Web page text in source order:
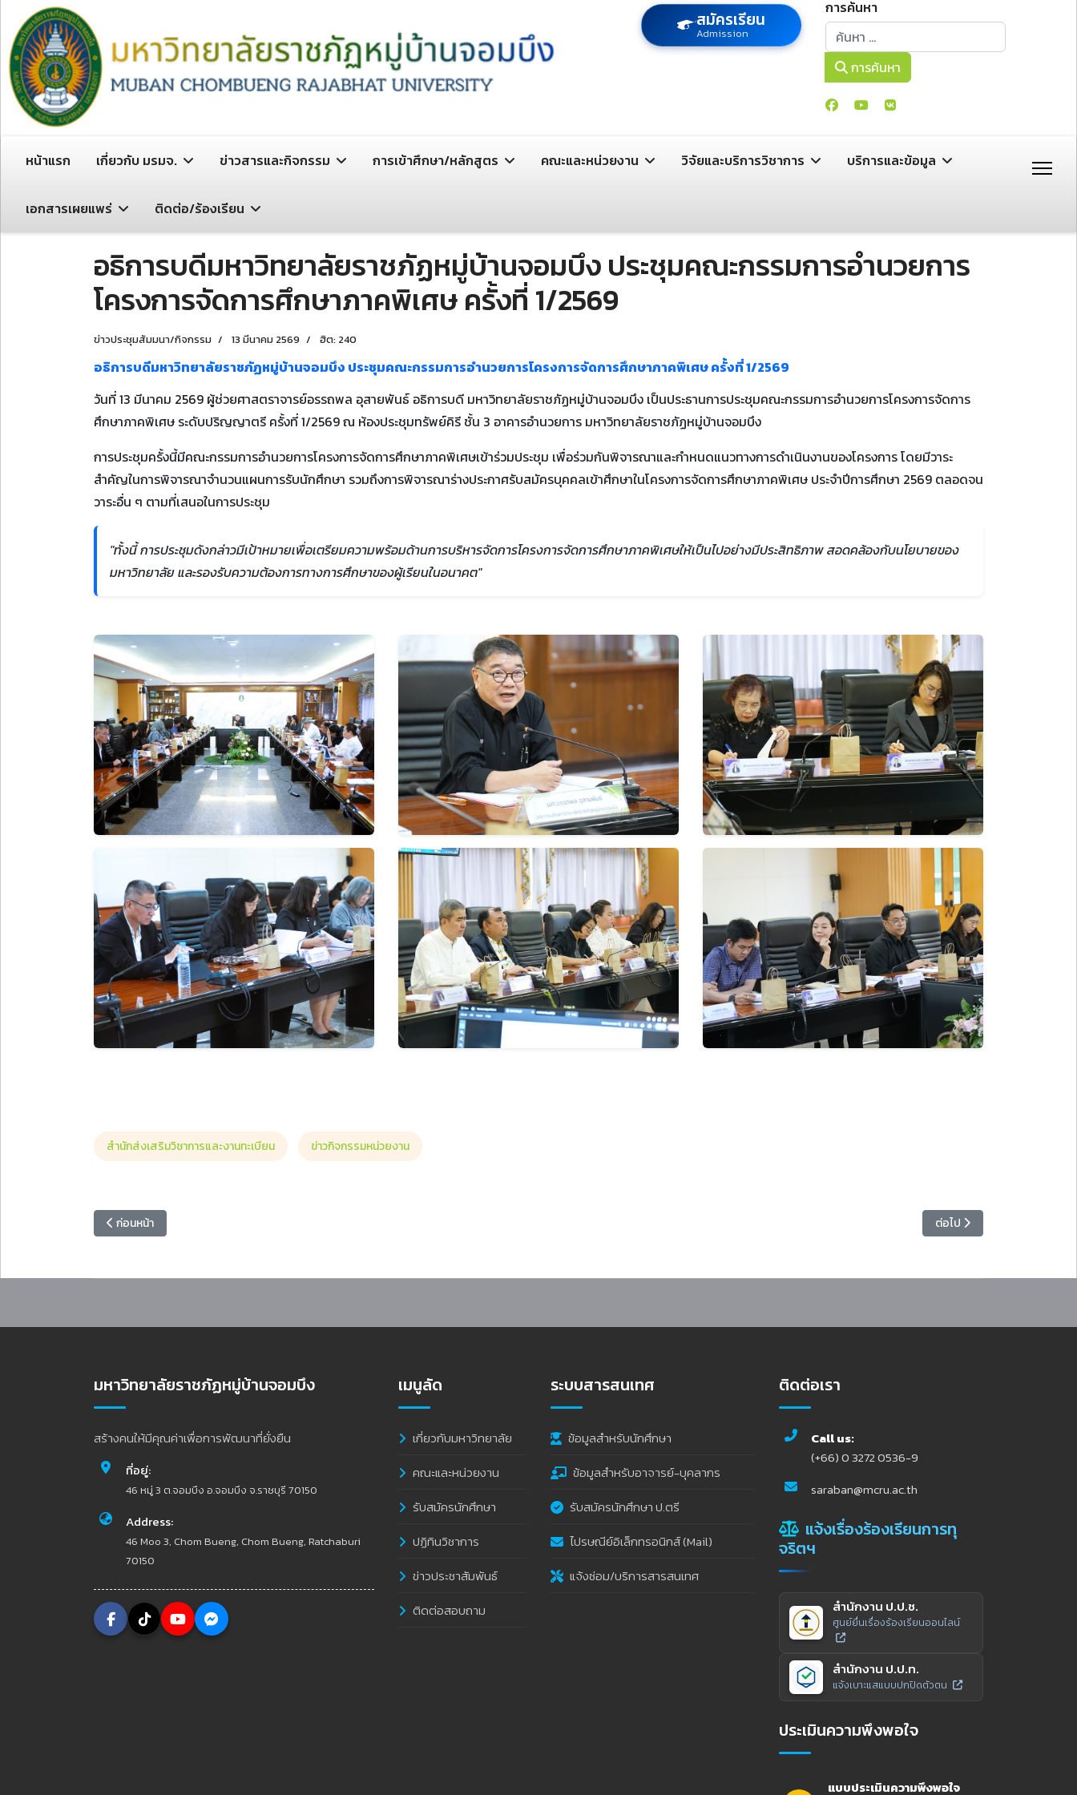
สมัครเรียน
Admission
การค้นหา
การค้นหา
การค้นหา
หน้าแรก เกี่ยวกับ มรมจ. ข่าวสารและกิจกรรม การเข้าศึกษา/หลักสูตร คณะและหน่วยงาน วิจัยและบริการวิชาการ บริการและข้อมูล
เอกสารเผยแพร่ ติดต่อ/ร้องเรียน
อธิการบดีมหาวิทยาลัยราชภัฏหมู่บ้านจอมบึง ประชุมคณะกรรมการอำนวยการ
โครงการจัดการศึกษาภาคพิเศษ ครั้งที่ 1/2569
ข่าวประชุมสัมมนา/กิจกรรม 13 มีนาคม 2569 ฮิต: 240
อธิการบดีมหาวิทยาลัยราชภัฏหมู่บ้านจอมบึง ประชุมคณะกรรมการอำนวยการโครงการจัดการศึกษาภาคพิเศษ ครั้งที่ 1/2569
วันที่ 13 มีนาคม 2569 ผู้ช่วยศาสตราจารย์อรรถพล อุสายพันธ์ อธิการบดี มหาวิทยาลัยราชภัฏหมู่บ้านจอมบึง เป็นประธานการประชุมคณะกรรมการอำนวยการโครงการจัดการ
ศึกษาภาคพิเศษ ระดับปริญญาตรี ครั้งที่ 1/2569 ณ ห้องประชุมทรัพย์คิรี ชั้น 3 อาคารอำนวยการ มหาวิทยาลัยราชภัฏหมู่บ้านจอมบึง
การประชุมครั้งนี้มีคณะกรรมการอำนวยการโครงการจัดการศึกษาภาคพิเศษเข้าร่วมประชุม เพื่อร่วมกันพิจารณาและกำหนดแนวทางการดำเนินงานของโครงการ โดยมีวาระ
สำคัญในการพิจารณาจำนวนแผนการรับนักศึกษา รวมถึงการพิจารณาร่างประกาศรับสมัครบุคคลเข้าศึกษาในโครงการจัดการศึกษาภาคพิเศษ ประจำปีการศึกษา 2569 ตลอดจน
วาระอื่น ๆ ตามที่เสนอในการประชุม
"ทั้งนี้ การประชุมดังกล่าวมีเป้าหมายเพื่อเตรียมความพร้อมด้านการบริหารจัดการโครงการจัดการศึกษาภาคพิเศษให้เป็นไปอย่างมีประสิทธิภาพ สอดคล้องกับนโยบายของ
มหาวิทยาลัย และรองรับความต้องการทางการศึกษาของผู้เรียนในอนาคต"
สำนักส่งเสริมวิชาการและงานทะเบียน ข่าวกิจกรรมหน่วยงาน
เนื้อหาก่อนหน้า: ประชุมเตรียมความพร้อมพิธีรับสนองพระบรมราชโองการโปรดเกล้าฯ แต่งตั้งนายกสภามหาวิทยาลัยและอธิการบดี
ก่อนหน้า เนื้อหาถัดไป: คณะอนุกรรมกา
ต่อไป
มหาวิทยาลัยราชภัฏหมู่บ้านจอมบึง
สร้างคนให้มีคุณค่าเพื่อการพัฒนาที่ยั่งยืน
ที่อยู่:
46 หมู่ 3 ต.จอมบึง อ.จอมบึง จ.ราชบุรี 70150
Address:
46 Moo 3, Chom Bueng, Chom Bueng, Ratchaburi
70150
เมนูลัด
เกี่ยวกับมหาวิทยาลัย
คณะและหน่วยงาน
รับสมัครนักศึกษา
ปฏิทินวิชาการ
ข่าวประชาสัมพันธ์
ติดต่อสอบถาม
ระบบสารสนเทศ
ข้อมูลสำหรับนักศึกษา
ข้อมูลสำหรับอาจารย์-บุคลากร
รับสมัครนักศึกษา ป.ตรี
ไปรษณีย์อิเล็กทรอนิกส์ (Mail)
แจ้งซ่อม/บริการสารสนเทศ
ติดต่อเรา
Call us:
(+66) 0 3272 0536-9
saraban@mcru.ac.th
แจ้งเรื่องร้องเรียนการทุ
จริตฯ
สำนักงาน ป.ป.ช.
ศูนย์ยื่นเรื่องร้องเรียนออนไลน์
สำนักงาน ป.ป.ท.
แจ้งเบาะแสแบบปกปิดตัวตน
ประเมินความพึงพอใจ
แบบประเมินความพึงพอใจ